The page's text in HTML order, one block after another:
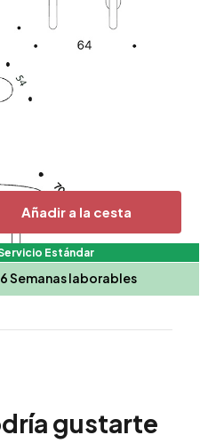
Añadir a la cesta
Estándar
Semanas laborables
gustarte